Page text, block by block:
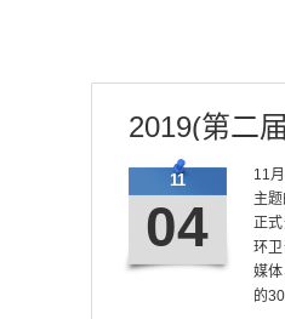
2019(第二
11
04
11
主题
正
环
媒
的